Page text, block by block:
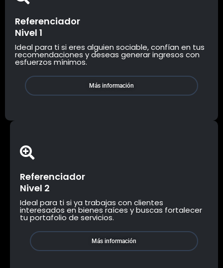
Referenciador
Nivel 1
Ideal para ti si eres alguien sociable, confían en tus
recomendaciones y deseas generar ingresos con
esfuerzos mínimos.
Más información
Referenciador
Nivel 2
Ideal para ti si ya trabajas con clientes
interesados en bienes raíces y buscas fortalecer
tu portafolio de servicios.
Más información